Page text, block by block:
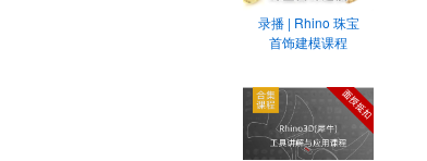
录播 | Rhino 珠宝
首饰建模课程